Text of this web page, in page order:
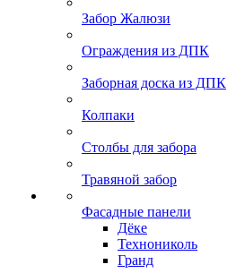
Забор Жалюзи
Ограждения из ДПК
Заборная доска из ДПК
Колпаки
Столбы для забора
Травяной забор
Фасадные панели
Дёке
Технониколь
Гранд